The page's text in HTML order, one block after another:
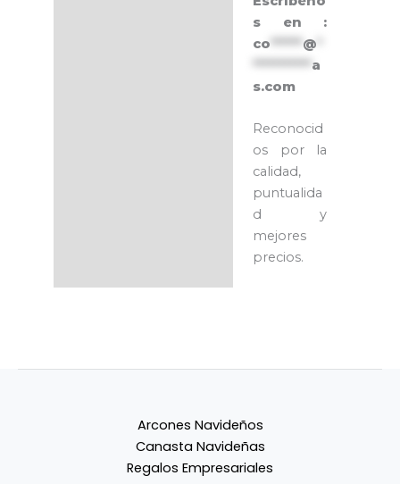
s en :
co ****** @
*********** a
s.com
Reconocid
os por la
calidad,
puntualida
d y
mejores
precios.
Arcones Navideños
Canasta Navideñas
Regalos Empresariales